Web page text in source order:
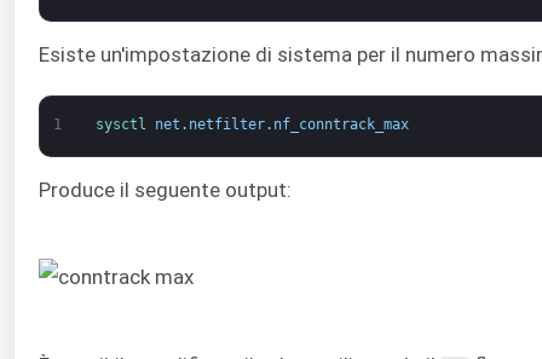
Esiste un'impostazione di sistema per il numero
1 sysctl net . netfilter. nf_conntrack_max
Produce il seguente output: